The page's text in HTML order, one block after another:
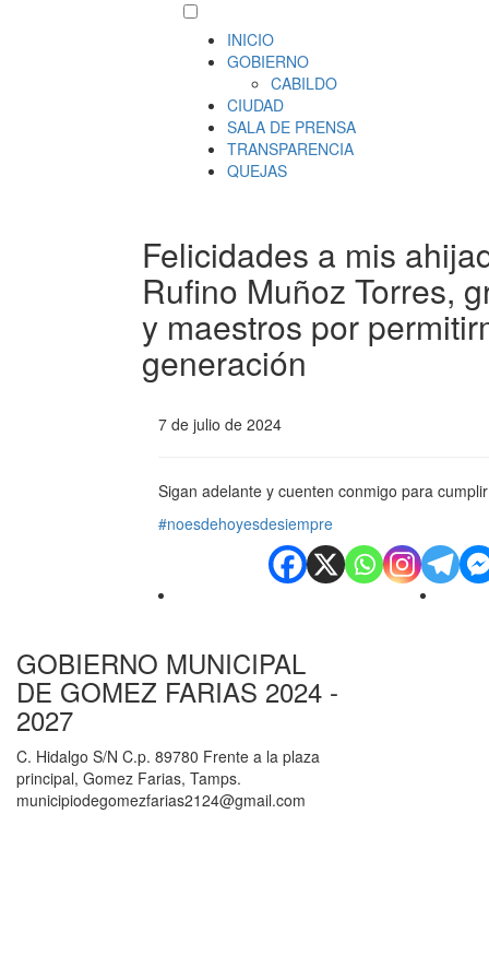
INICIO
GOBIERNO
CABILDO
CIUDAD
SALA DE PRENSA
TRANSPARENCIA
QUEJAS
Felicidades a mis
Rufino Muñoz Torres,
y maestros por
generación
7 de julio de 2024
Sigan adelante y cuenten conmigo para
#noesdehoyesdesiempre
GOBIERNO MUNICIPAL
DE GOMEZ FARIAS 2024 -
2027
C. Hidalgo S/N C.p. 89780 Frente a la plaza
principal, Gomez Farias, Tamps.
municipiodegomezfarias2124@gmail.com